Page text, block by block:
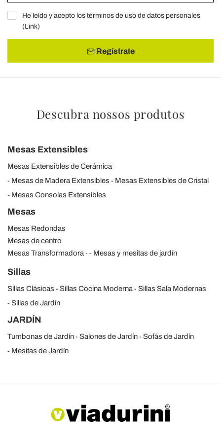
analizzare il nostro traffico. Condividiamo inoltre
informazioni sul modo in cui utilizza il nostro sito con i
pubblicità e social media, i quali potrebbero combinarle
raccolto dal suo utilizzo dei loro servizi.
He leído y acepto los términos de uso de datos personales
(Link)
Regístrate
Descubra nossos produtos
Mesas Extensibles
Mesas Extensibles de Cerámica
Mesas de Madera Extensibles
Mesas Extensibles de Cristal
Mesas Consolas Extensibles
Mesas
Mesas Redondas
Mesas de centro
Mesas Transformadora
Mesas y mesitas de jardín
Sillas
Sillas Clásicas Sillas Cocina Moderna
Sillas Sala Modernas
Sillas de Jardín
JARDÍN
Tumbonas de Jardín Salones de Jardín
Sofás de Jardín
Mesitas de Jardín